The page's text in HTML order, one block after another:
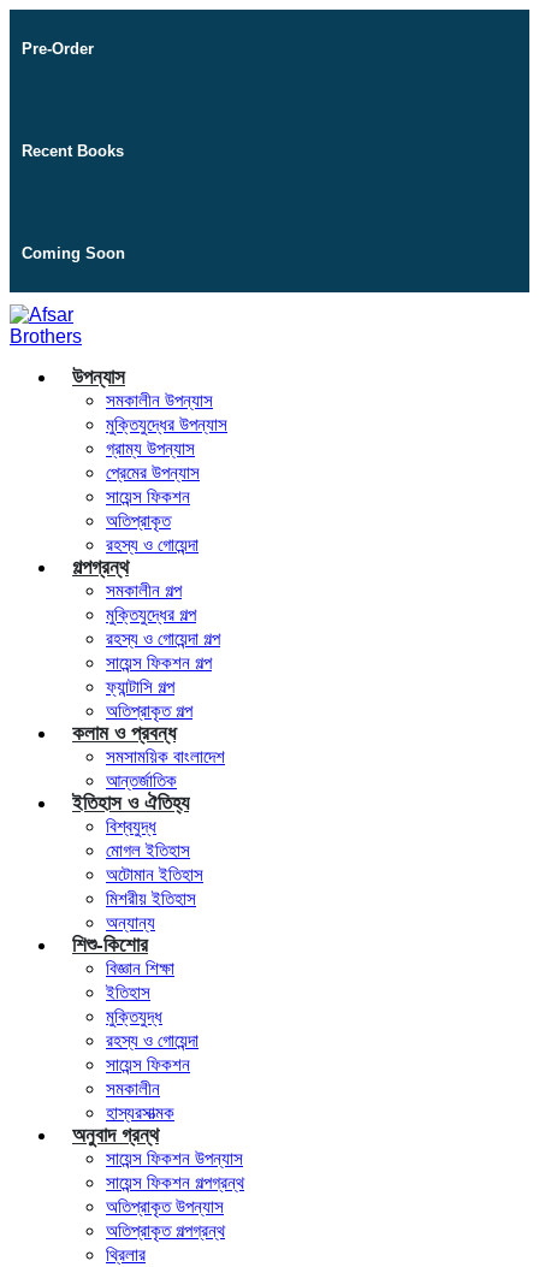
Pre-Order
Recent Books
Coming Soon
উপন্যাস
সমকালীন উপন্যাস
মুক্তিযুদ্ধের উপন্যাস
গ্রাম্য উপন্যাস
প্রেমের উপন্যাস
সায়েন্স ফিকশন
অতিপ্রাকৃত
রহস্য ও গোয়েন্দা
গল্পগ্রন্থ
সমকালীন গল্প
মুক্তিযুদ্ধের গল্প
রহস্য ও গোয়েন্দা গল্প
সায়েন্স ফিকশন গল্প
ফ্যান্টাসি গল্প
অতিপ্রাকৃত গল্প
কলাম ও প্রবন্ধ
সমসাময়িক বাংলাদেশ
আন্তর্জাতিক
ইতিহাস ও ঐতিহ্য
বিশ্বযুদ্ধ
মোগল ইতিহাস
অটোমান ইতিহাস
মিশরীয় ইতিহাস
অন্যান্য
শিশু-কিশোর
বিজ্ঞান শিক্ষা
ইতিহাস
মুক্তিযুদ্ধ
রহস্য ও গোয়েন্দা
সায়েন্স ফিকশন
সমকালীন
হাস্যরসাত্মক
অনুবাদ গ্রন্থ
সায়েন্স ফিকশন উপন্যাস
সায়েন্স ফিকশন গল্পগ্রন্থ
অতিপ্রাকৃত উপন্যাস
অতিপ্রাকৃত গল্পগ্রন্থ
থ্রিলার